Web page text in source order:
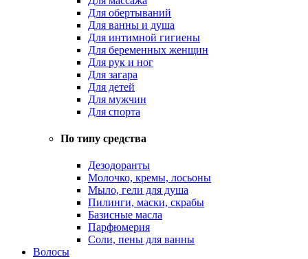
Для обертываний
Для ванны и душа
Для интимной гигиены
Для беременных женщин
Для рук и ног
Для загара
Для детей
Для мужчин
Для спорта
По типу средства
Дезодоранты
Молочко, кремы, лосьоны
Мыло, гели для душа
Пилинги, маски, скрабы
Базисные масла
Парфюмерия
Соли, пены для ванны
Волосы